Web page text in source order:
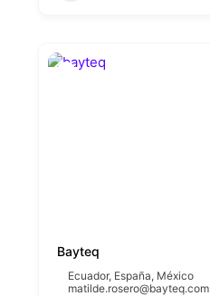
Bayteq
Ecuador, España, México
matilde.rosero@bayteq.com